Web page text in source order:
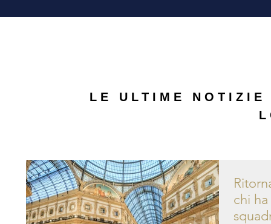
LE ULTIME NOTIZIE
chi